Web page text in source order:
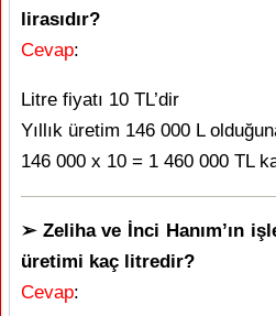
lirasıdır?
Cevap:
Litre fiyatı 10 TL’dir
Yıllık üretim 146 000 L
146 000 x 10 = 1 460 000 TL
➢ Zeliha ve İnci Hanım’ın
üretimi kaç litredir?
Cevap: